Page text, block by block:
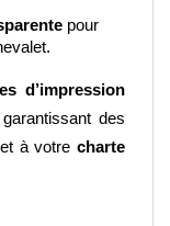
pour
d’impression
des
et à votre charte